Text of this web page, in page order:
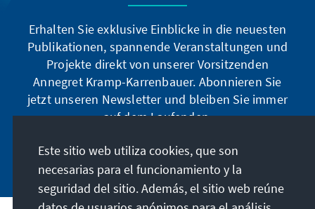
Erhalten Sie exklusive Einblicke in die neuesten
Publikationen, spannende Veranstaltungen und
Projekte direkt von unserer Vorsitzenden
Annegret Kramp-Karrenbauer. Abonnieren Sie
jetzt unseren Newsletter und bleiben Sie immer
auf dem Laufenden.
Jetzt abonnieren
Este sitio web utiliza cookies, que son
necesarias para el funcionamiento y la
seguridad del sitio. Además, el sitio web reúne